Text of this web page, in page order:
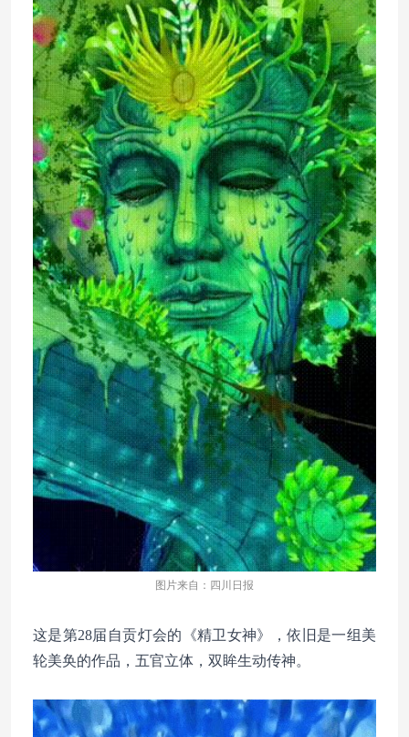
图片来自：四川日报
这是第28届自贡灯会的《精卫女神》，依旧是一组美
轮美奂的作品，五官立体，双眸生动传神。